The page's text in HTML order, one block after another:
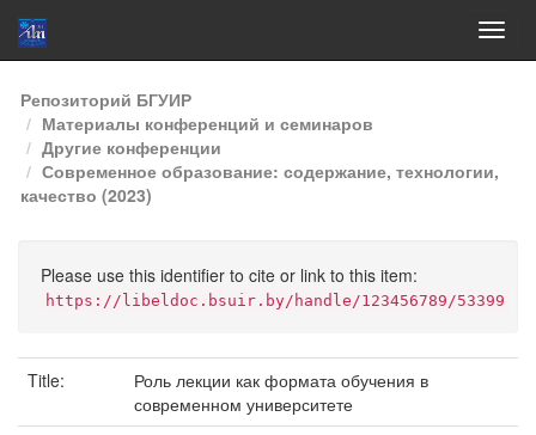
Skip
navigation
Репозиторий БГУИР
Материалы конференций и семинаров
Другие конференции
Современное образование: содержание, технологии,
качество (2023)
Please use this identifier to cite or link to this item:
https://libeldoc.bsuir.by/handle/123456789/53399
Title:
Роль лекции как формата обучения в
современном университете